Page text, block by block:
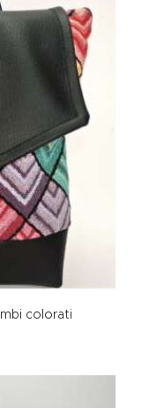
colorati